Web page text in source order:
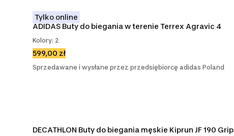
Tylko online
ADIDAS Buty do biegania w terenie Terrex Agravic 4
Kolory: 2
599,00 zł
Sprzedawane i wysłane przez przedsiębiorcę adidas Poland
DECATHLON Buty do biegania męskie Kiprun JF 190 Grip